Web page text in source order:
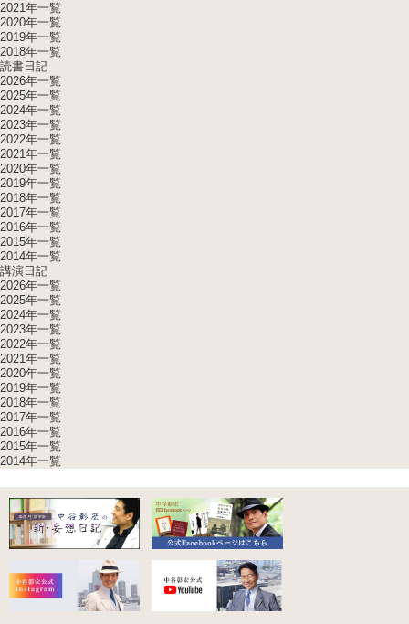
2021年一覧
2020年一覧
2019年一覧
2018年一覧
読書日記
2026年一覧
2025年一覧
2024年一覧
2023年一覧
2022年一覧
2021年一覧
2020年一覧
2019年一覧
2018年一覧
2017年一覧
2016年一覧
2015年一覧
2014年一覧
講演日記
2026年一覧
2025年一覧
2024年一覧
2023年一覧
2022年一覧
2021年一覧
2020年一覧
2019年一覧
2018年一覧
2017年一覧
2016年一覧
2015年一覧
2014年一覧